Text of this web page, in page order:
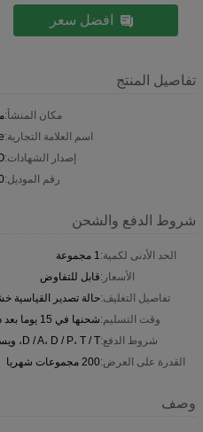
افضل سعر
تفاصيل المنتج
مكان المنشأ:
اسم العلامة التجارية:
إصدار الشهادات:
رقم الموديل:
شروط الدفع والشحن
الحد الأدنى لكمية:1 مجموعة
الأسعار:قابل للتفاوض
تفاصيل التغليف:حالة تصدير القياسية
وقت التسليم:شحنها في 15 يوما بعد دفع
شروط الدفع:D / A، D / P، T / T، ويسترن يونيون، موني جرام
القدرة على العرض:200 مجموعات شهريا
وصف